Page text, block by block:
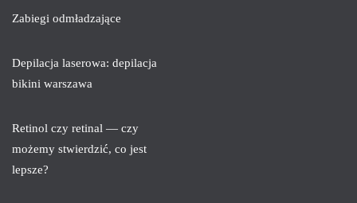
Zabiegi odmładzające
Depilacja laserowa: depilacja
bikini warszawa
Retinol czy retinal — czy
możemy stwierdzić, co jest
lepsze?